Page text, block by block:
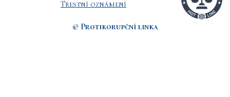
Trestní oznámení
© Protikorupční linka